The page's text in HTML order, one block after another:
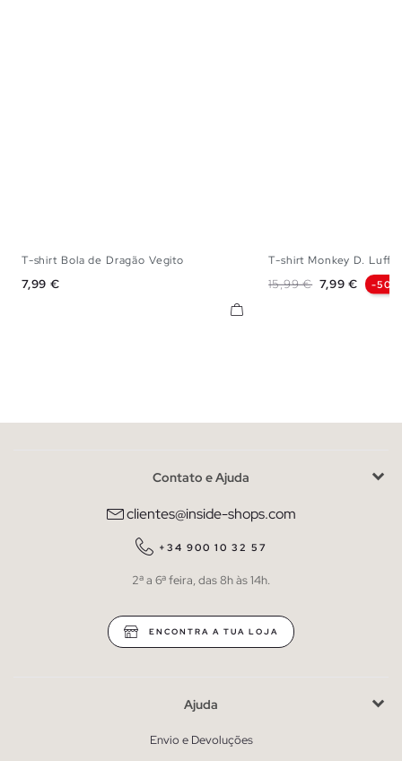
M
T-shirt Bola de Dragão Vegito
Preço
7,99 €
T-shirt Monkey D. Luffy
Preço normal
15,99 € Preço
7,99 € -50%
Contato e Ajuda
clientes@inside-shops.com
+34 900 10 32 57
2ª a 6ª feira, das 8h às 14h.
ENCONTRA A TUA LOJA
Ajuda
Envio e Devoluções